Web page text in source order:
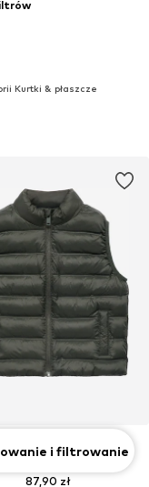
Kurtki & płaszcze
MANGO KIDS
87,90 zł
i filtrowanie